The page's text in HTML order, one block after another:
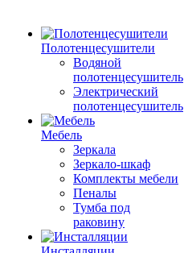
Полотенцесушители
Водяной
полотенцесушитель
Электрический
полотенцесушитель
Мебель
Зеркала
Зеркало-шкаф
Комплекты мебели
Пеналы
Тумба под
раковину